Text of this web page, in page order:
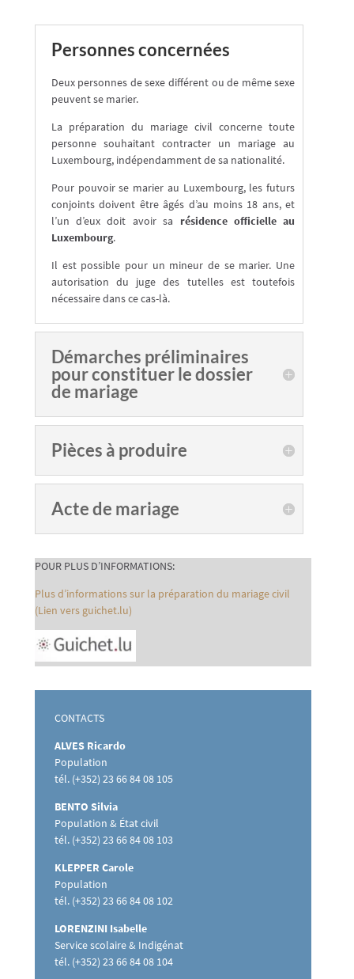
Personnes concernées
Deux personnes de sexe différent ou de même sexe
peuvent se marier.
La préparation du mariage civil concerne toute
personne souhaitant contracter un mariage au
Luxembourg, indépendamment de sa nationalité.
Pour pouvoir se marier au Luxembourg, les futurs
conjoints doivent être âgés d’au moins 18 ans, et
l’un d’eux doit avoir sa résidence officielle au
Luxembourg.
Il est possible pour un mineur de se marier. Une
autorisation du juge des tutelles est toutefois
nécessaire dans ce cas-là.
Démarches préliminaires
pour constituer le dossier
de mariage
Pièces à produire
Acte de mariage
POUR PLUS D’INFORMATIONS:
Plus d’informations sur la préparation du mariage civil
(Lien vers guichet.lu)
CONTACTS
ALVES Ricardo
Population
tél. (+352) 23 66 84 08 105
BENTO Silvia
Population & État civil
tél. (+352) 23 66 84 08 103
KLEPPER Carole
Population
tél. (+352) 23 66 84 08 102
LORENZINI Isabelle
Service scolaire & Indigénat
tél. (+352) 23 66 84 08 104